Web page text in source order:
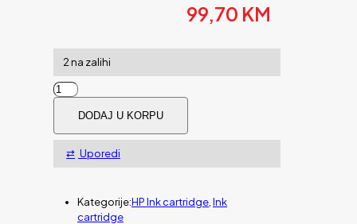
99,70 KM
2 na zalihi
Tinta
HP
magenta
711
količina
DODAJ U KORPU
Uporedi
Kategorije:HP Ink cartridge Ink
cartridge